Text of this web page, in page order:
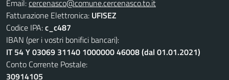
Email:cercenasco@comune.cercenasco.to.it
Fatturazione Elettronica: UFISEZ
Codice IPA:c_c487
IBAN (per i vostri bonifici bancari):
IT 54 Y 03069 31140 1000000 46008 (dal 01.01.2021)
Conto Corrente Postale:
30914105